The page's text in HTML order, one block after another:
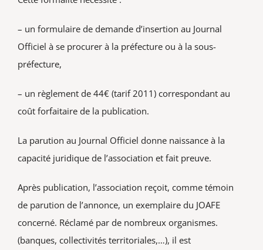
– un formulaire de demande d’insertion au Journal
Officiel à se procurer à la préfecture ou à la sous-
préfecture,
– un règlement de 44€ (tarif 2011) correspondant au
coût forfaitaire de la publication.
La parution au Journal Officiel donne naissance à la
capacité juridique de l’association et fait preuve.
Après publication, l’association reçoit, comme témoin
de parution de l’annonce, un exemplaire du JOAFE
concerné. Réclamé par de nombreux organismes.
(banques, collectivités territoriales,…), il est